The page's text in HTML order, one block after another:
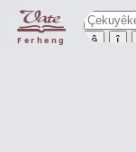
Ferheng ê î